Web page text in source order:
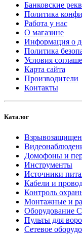
Банковские
Политика
Работа у нас
О магазине
Информация о
Политика
Условия
Карта сайта
Производители
Контакты
Каталог
Домофоны и
Инструменты
Источники
Кабели и
Контроль
Монтажные и
Оборудование
Пульты для
Сетевое